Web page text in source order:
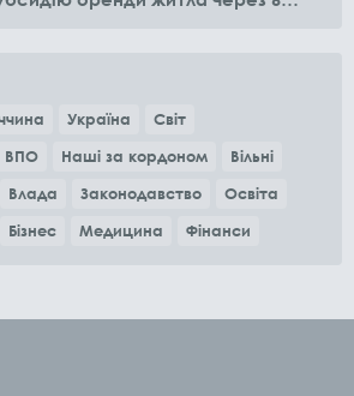
Україна
Світ
ВПО Наші за кордоном
Вільні
Влада Законодавство
Освіта
Бізнес Медицина Фінанси